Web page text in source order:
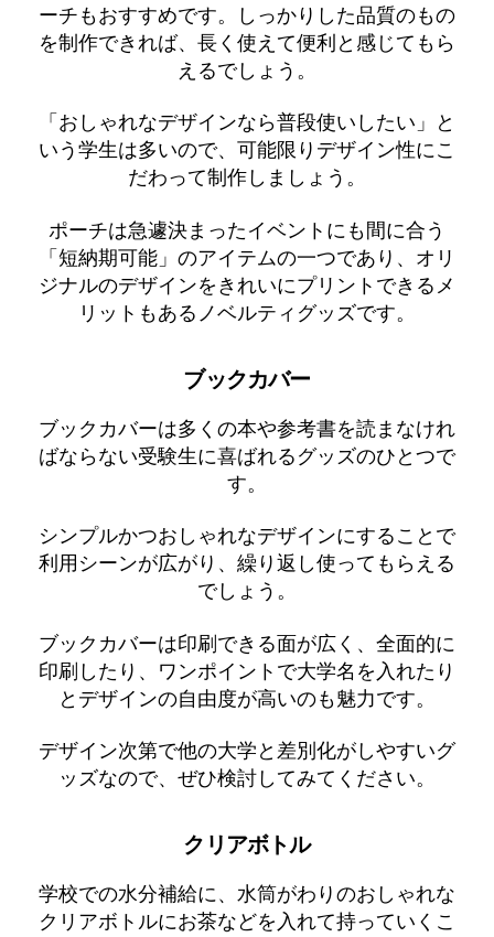
ーチもおすすめです。しっかりした品質のもの
を制作できれば、長く使えて便利と感じてもら
えるでしょう。
「おしゃれなデザインなら普段使いしたい」と
いう学生は多いので、可能限りデザイン性にこ
だわって制作しましょう。
ポーチは急遽決まったイベントにも間に合う
「短納期可能」のアイテムの一つであり、オリ
ジナルのデザインをきれいにプリントできるメ
リットもあるノベルティグッズです。
ブックカバー
ブックカバーは多くの本や参考書を読まなけれ
ばならない受験生に喜ばれるグッズのひとつで
す。
シンプルかつおしゃれなデザインにすることで
利用シーンが広がり、繰り返し使ってもらえる
でしょう。
ブックカバーは印刷できる面が広く、全面的に
印刷したり、ワンポイントで大学名を入れたり
とデザインの自由度が高いのも魅力です。
デザイン次第で他の大学と差別化がしやすいグ
ッズなので、ぜひ検討してみてください。
クリアボトル
学校での水分補給に、水筒がわりのおしゃれな
クリアボトルにお茶などを入れて持っていくこ